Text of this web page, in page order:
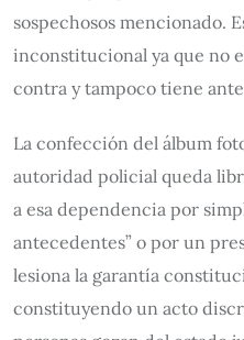
sospechosos mencionado.
inconstitucional ya que no
contra y tampoco tiene
La confección del álbum
autoridad policial queda
a esa dependencia por
antecedentes” o por un
lesiona la garantía
constituyendo un acto